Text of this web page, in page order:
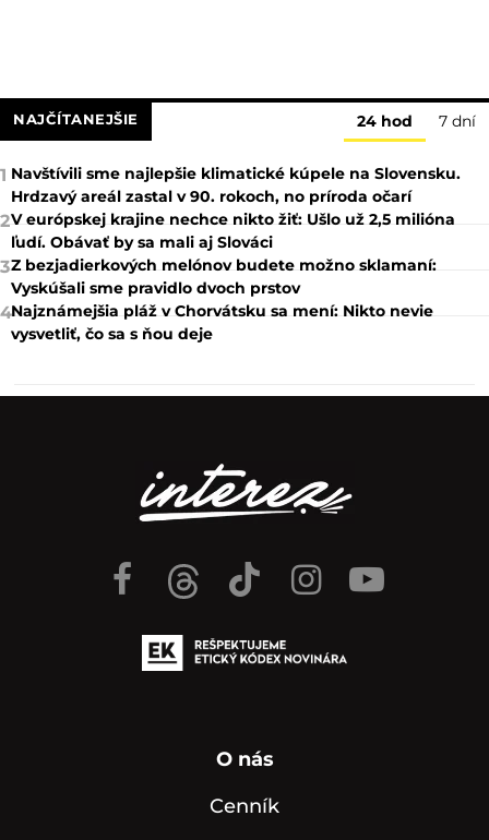
NAJČÍTANEJŠIE 24 hod 7 dní
1 Navštívili sme najlepšie klimatické kúpele na Slovensku.
Hrdzavý areál zastal v 90. rokoch, no príroda očarí
2V európskej krajine nechce nikto žiť: Ušlo už 2,5 milióna
ľudí. Obávať by sa mali aj Slováci
3Z bezjadierkových melónov budete možno sklamaní:
Vyskúšali sme pravidlo dvoch prstov
4Najznámejšia pláž v Chorvátsku sa mení: Nikto nevie
vysvetliť, čo sa s ňou deje
O nás
Cenník